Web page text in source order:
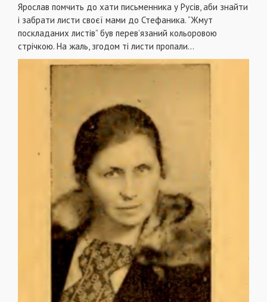
Ярослав помчить до хати письменника у Русів, аби знайти
і забрати листи своєї мами до Стефаника. “Жмут
поскладаних листів” був перев’язаний кольоровою
стрічкою. На жаль, згодом ті листи пропали…